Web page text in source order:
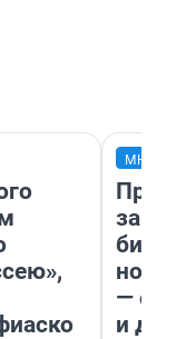
— он
и